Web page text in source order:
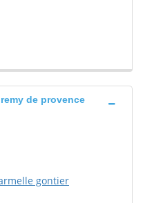
de provence
gontier